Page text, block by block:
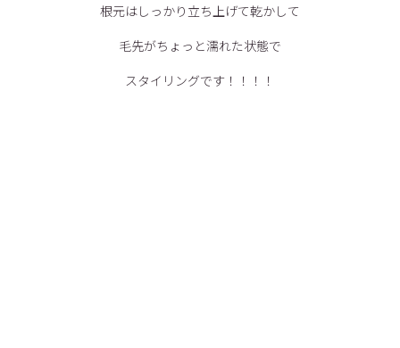
根元はしっかり立ち上げて乾かして
毛先がちょっと濡れた状態で
スタイリングです！！！！